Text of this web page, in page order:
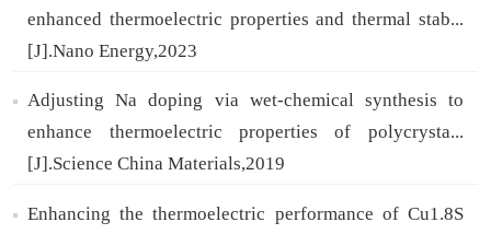
enhanced thermoelectric properties and thermal stab...
[J].Nano Energy,2023
Adjusting Na doping via wet-chemical synthesis to
enhance thermoelectric properties of polycrysta...
[J].Science China Materials,2019
Enhancing the thermoelectric performance of Cu1.8S